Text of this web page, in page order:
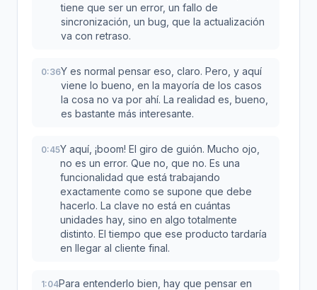
tiene que ser un error, un fallo de
sincronización, un bug, que la actualización
va con retraso.
0:36Y es normal pensar eso, claro. Pero, y aquí
viene lo bueno, en la mayoría de los casos
la cosa no va por ahí. La realidad es, bueno,
es bastante más interesante.
0:45Y aquí, ¡boom! El giro de guión. Mucho ojo,
no es un error. Que no, que no. Es una
funcionalidad que está trabajando
exactamente como se supone que debe
hacerlo. La clave no está en cuántas
unidades hay, sino en algo totalmente
distinto. El tiempo que ese producto tardaría
en llegar al cliente final.
1:04Para entenderlo bien, hay que pensar en